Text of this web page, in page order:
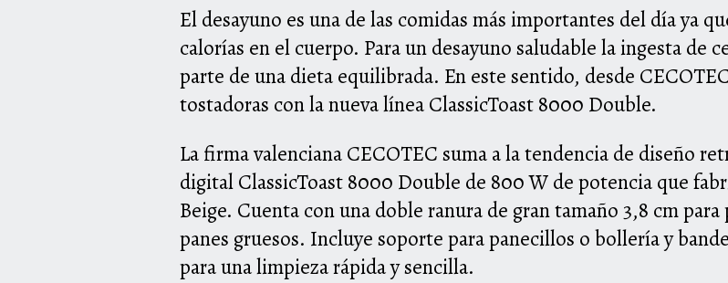
El desayuno es una de las comidas más importantes del día ya
calorías en el cuerpo. Para un desayuno saludable la ingesta de
parte de una dieta equilibrada. En este sentido, desde
tostadoras con la nueva línea ClassicToast 8000 Double.
La firma valenciana CECOTEC suma a la tendencia de diseño
digital ClassicToast 8000 Double de 800 W de potencia que
Beige. Cuenta con una doble ranura de gran tamaño 3,8 cm
panes gruesos. Incluye soporte para panecillos o bollería y
para una limpieza rápida y sencilla.